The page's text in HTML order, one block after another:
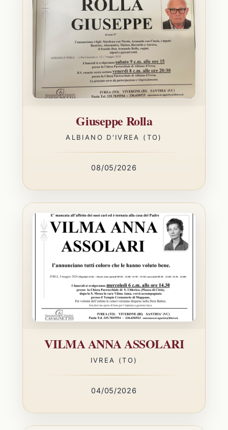
Giuseppe Rolla
ALBIANO D'IVREA (TO)
08/05/2026
VILMA ANNA ASSOLARI
IVREA (TO)
04/05/2026